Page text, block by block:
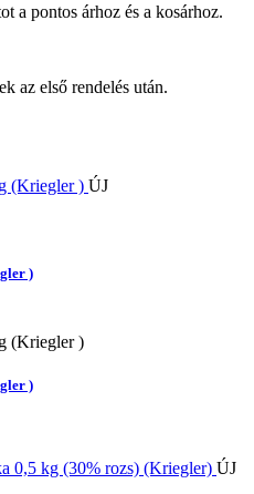
a pontos árhoz és a kosárhoz.
az első rendelés után.
ÚJ
)
)
ÚJ